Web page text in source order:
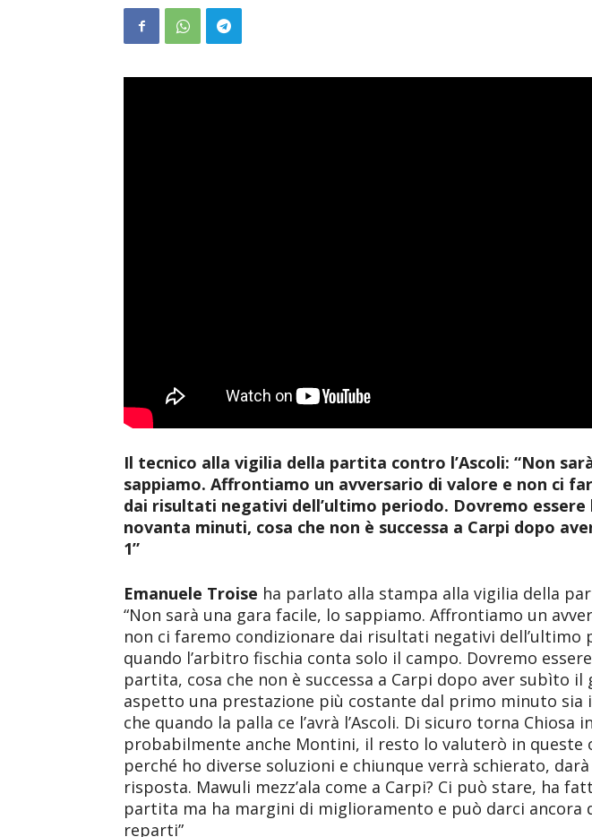
Il tecnico alla vigilia della partita contro l’Ascoli: “Non
sappiamo. Affrontiamo un avversario di valore e non ci
dai risultati negativi dell’ultimo periodo. Dovremo essere
novanta minuti, cosa che non è successa a Carpi dopo
1”
Emanuele Troise ha parlato alla stampa alla vigilia della
“Non sarà una gara facile, lo sappiamo. Affrontiamo un
non ci faremo condizionare dai risultati negativi dell’ultimo
quando l’arbitro fischia conta solo il campo. Dovremo
partita, cosa che non è successa a Carpi dopo aver subìto il
aspetto una prestazione più costante dal primo minuto sia
che quando la palla ce l’avrà l’Ascoli. Di sicuro torna Chiosa
probabilmente anche Montini, il resto lo valuterò in queste
perché ho diverse soluzioni e chiunque verrà schierato,
risposta. Mawuli mezz’ala come a Carpi? Ci può stare, ha
partita ma ha margini di miglioramento e può darci ancora
reparti”